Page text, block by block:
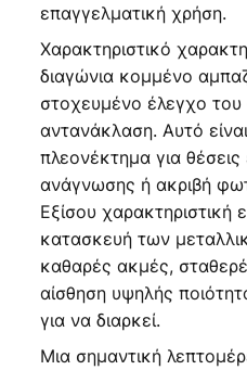
επαγγελματική χρήση.
Χαρακτηριστικό
διαγώνια κομμένο
στοχευμένο έλεγχο
αντανάκλαση. Αυτό
πλεονέκτημα για
ανάγνωσης ή ακριβή
Εξίσου χαρακτηριστική
κατασκευή των
καθαρές ακμές,
αίσθηση υψηλής
για να διαρκεί.
Μια σημαντική